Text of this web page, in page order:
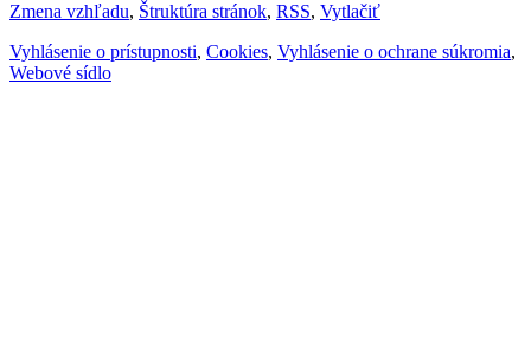
Zmena vzhľadu, Štruktúra stránok, RSS, Vytlačiť
Vyhlásenie o prístupnosti, Cookies, Vyhlásenie o ochrane súkromia,
Webové sídlo